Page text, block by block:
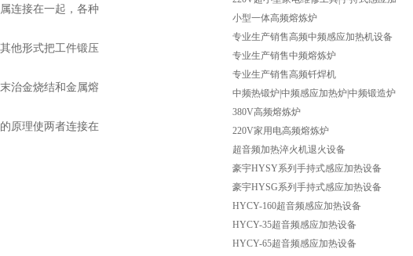
连接在一起，各种
他形式把工件锻压
治金烧结和金属熔
原理使两者连接在
热机
小型一体高频熔炼炉
专业生产销售高频中频感应加热机设备
专业生产销售中频熔炼炉
专业生产销售高频钎焊机
中频热锻炉|中频感应加热炉|中频锻造炉
380V高频熔炼炉
220V家用电高频熔炼炉
超音频加热淬火机退火设备
豪宇HYSY系列手持式感应加热设备
豪宇HYSG系列手持式感应加热设备
HYCY-160超音频感应加热设备
HYCY-35超音频感应加热设备
HYCY-65超音频感应加热设备